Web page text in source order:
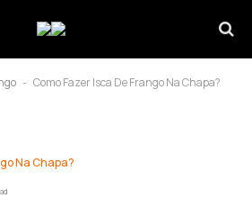
- Como Fazer Isca De Frango Na Chapa?
Na Chapa?